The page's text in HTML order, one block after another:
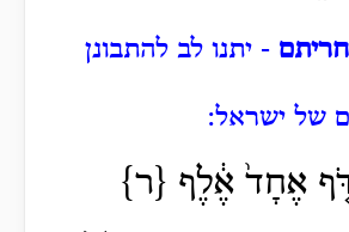
- יתנו לב להתבונן
של ישראל:
אֶחָד֙ אֶ֔לֶף {ר}